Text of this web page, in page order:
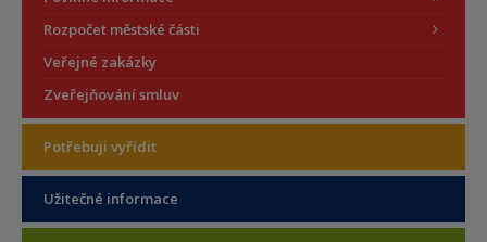
Rozpočet městské části
Veřejné zakázky
Zveřejňování smluv
Potřebuji vyřídit
Užitečné informace